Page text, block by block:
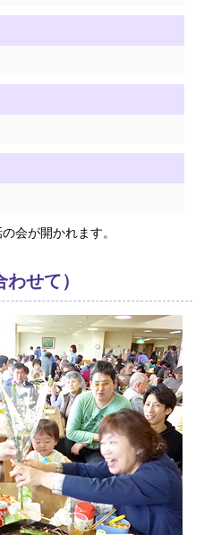
じ園日記
会が開かれます。
せて）